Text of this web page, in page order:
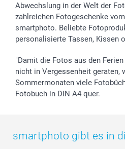
Abwechslung in der Welt der
zahlreichen Fotogeschenke
smartphoto. Beliebte
personalisierte Tassen, Kissen
"Damit die Fotos aus den
nicht in Vergessenheit geraten,
Sommermonaten viele
Fotobuch in DIN A4 quer.
smartphoto gibt es in